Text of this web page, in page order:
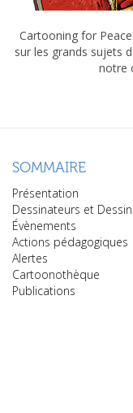
Cartooning for
sur les grands sujets
notre
SOMMAIRE
Présentation
Dessinateurs et
Évènements
Actions pédagogiques
Alertes
Cartoonothèque
Publications